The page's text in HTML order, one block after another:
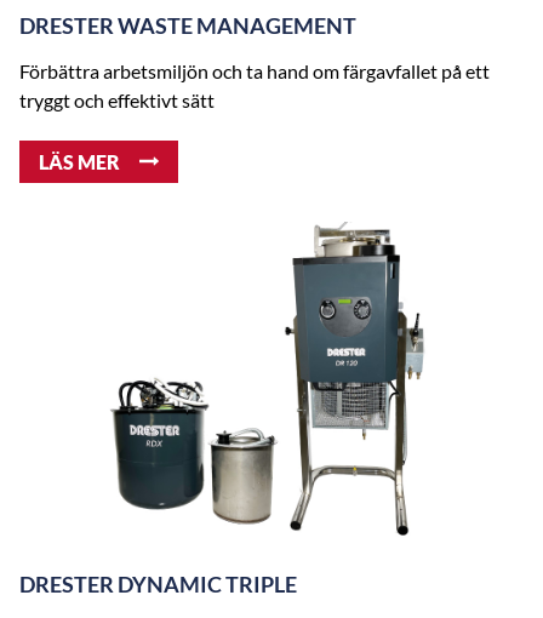
DRESTER WASTE MANAGEMENT
Förbättra arbetsmiljön och ta hand om färgavfallet på ett
tryggt och effektivt sätt
LÄS MER
DRESTER DYNAMIC TRIPLE